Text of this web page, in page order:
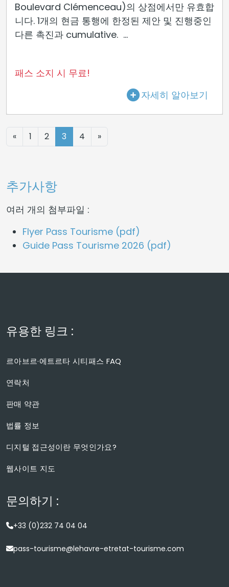
Boulevard Clémenceau)의 상점에서만 유효합
니다. 1개의 현금 통행에 한정된 제안 및 진행중인
다른 촉진과 cumulative. ...
패스 소지 시 무료!
자세히 알아보기
« 1 2 3 4 »
추가사항
여러 개의 첨부파일 :
Flyer Pass Tourisme (pdf)
Guide Pass Tourisme 2026 (pdf)
유용한 링크 :
르아브르·에트르타 시티패스 FAQ
연락처
판매 약관
법률 정보
디지털 접근성이란 무엇인가요?
웹사이트 지도
문의하기 :
+33 (0)232 74 04 04
pass-tourisme@lehavre-etretat-tourisme.com